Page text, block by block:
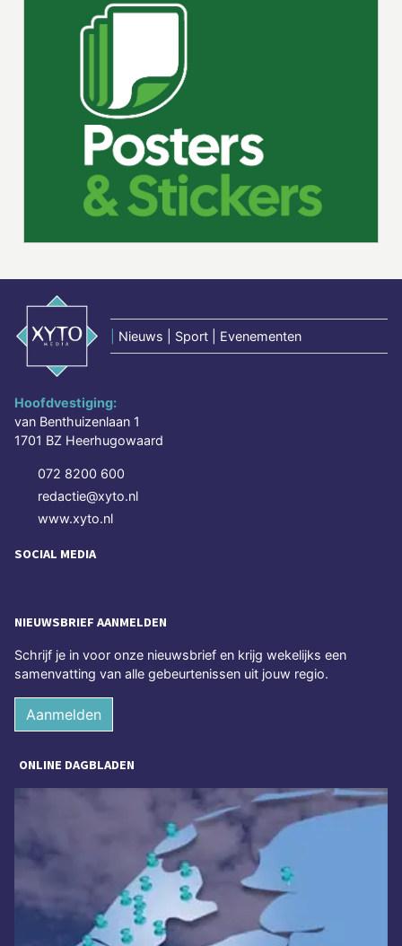
Nieuws | Sport | Evenementen
Hoofdvestiging:
van Benthuizenlaan 1
1701 BZ Heerhugowaard
072 8200 600
redactie@xyto.nl
www.xyto.nl
SOCIAL MEDIA
NIEUWSBRIEF AANMELDEN
Schrijf je in voor onze nieuwsbrief en krijg wekelijks een
samenvatting van alle gebeurtenissen uit jouw regio.
Aanmelden
ONLINE DAGBLADEN